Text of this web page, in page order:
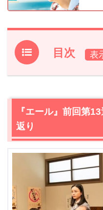
目次
1.『エール』前回第13週
2.1
御手洗（古川雄大
として固く握手を交わす
2.3
久志（山崎育三郎
合戦と廿日市（古田新太
2.4 突然の訪問者が裕
3.『エール』第13週65話
『エール』前回第
返り